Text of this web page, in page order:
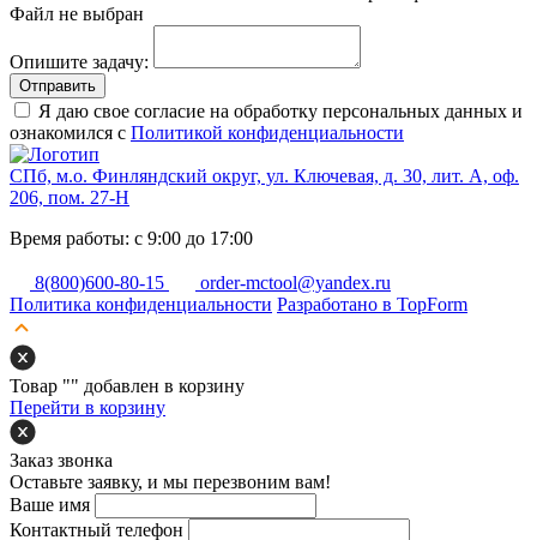
Файл не выбран
Опишите задачу:
Отправить
Я даю свое согласие на обработку персональных данных и
ознакомился с Политикой конфиденциальности
СПб, м.о. Финляндский округ, ул. Ключевая, д. 30, лит. А, оф.
206, пом. 27-Н
Время работы: с 9:00 до 17:00
8(800)600-80-15
order-mctool@yandex.ru
Политика конфиденциальности Разработано в TopForm
Товар "" добавлен в корзину
Перейти в корзину
Заказ звонка
Оставьте заявку, и мы перезвоним вам!
Ваше имя
Контактный телефон